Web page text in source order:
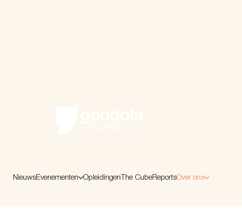
NieuwsEvenementen Opleidingen The CubeReportsOver ons